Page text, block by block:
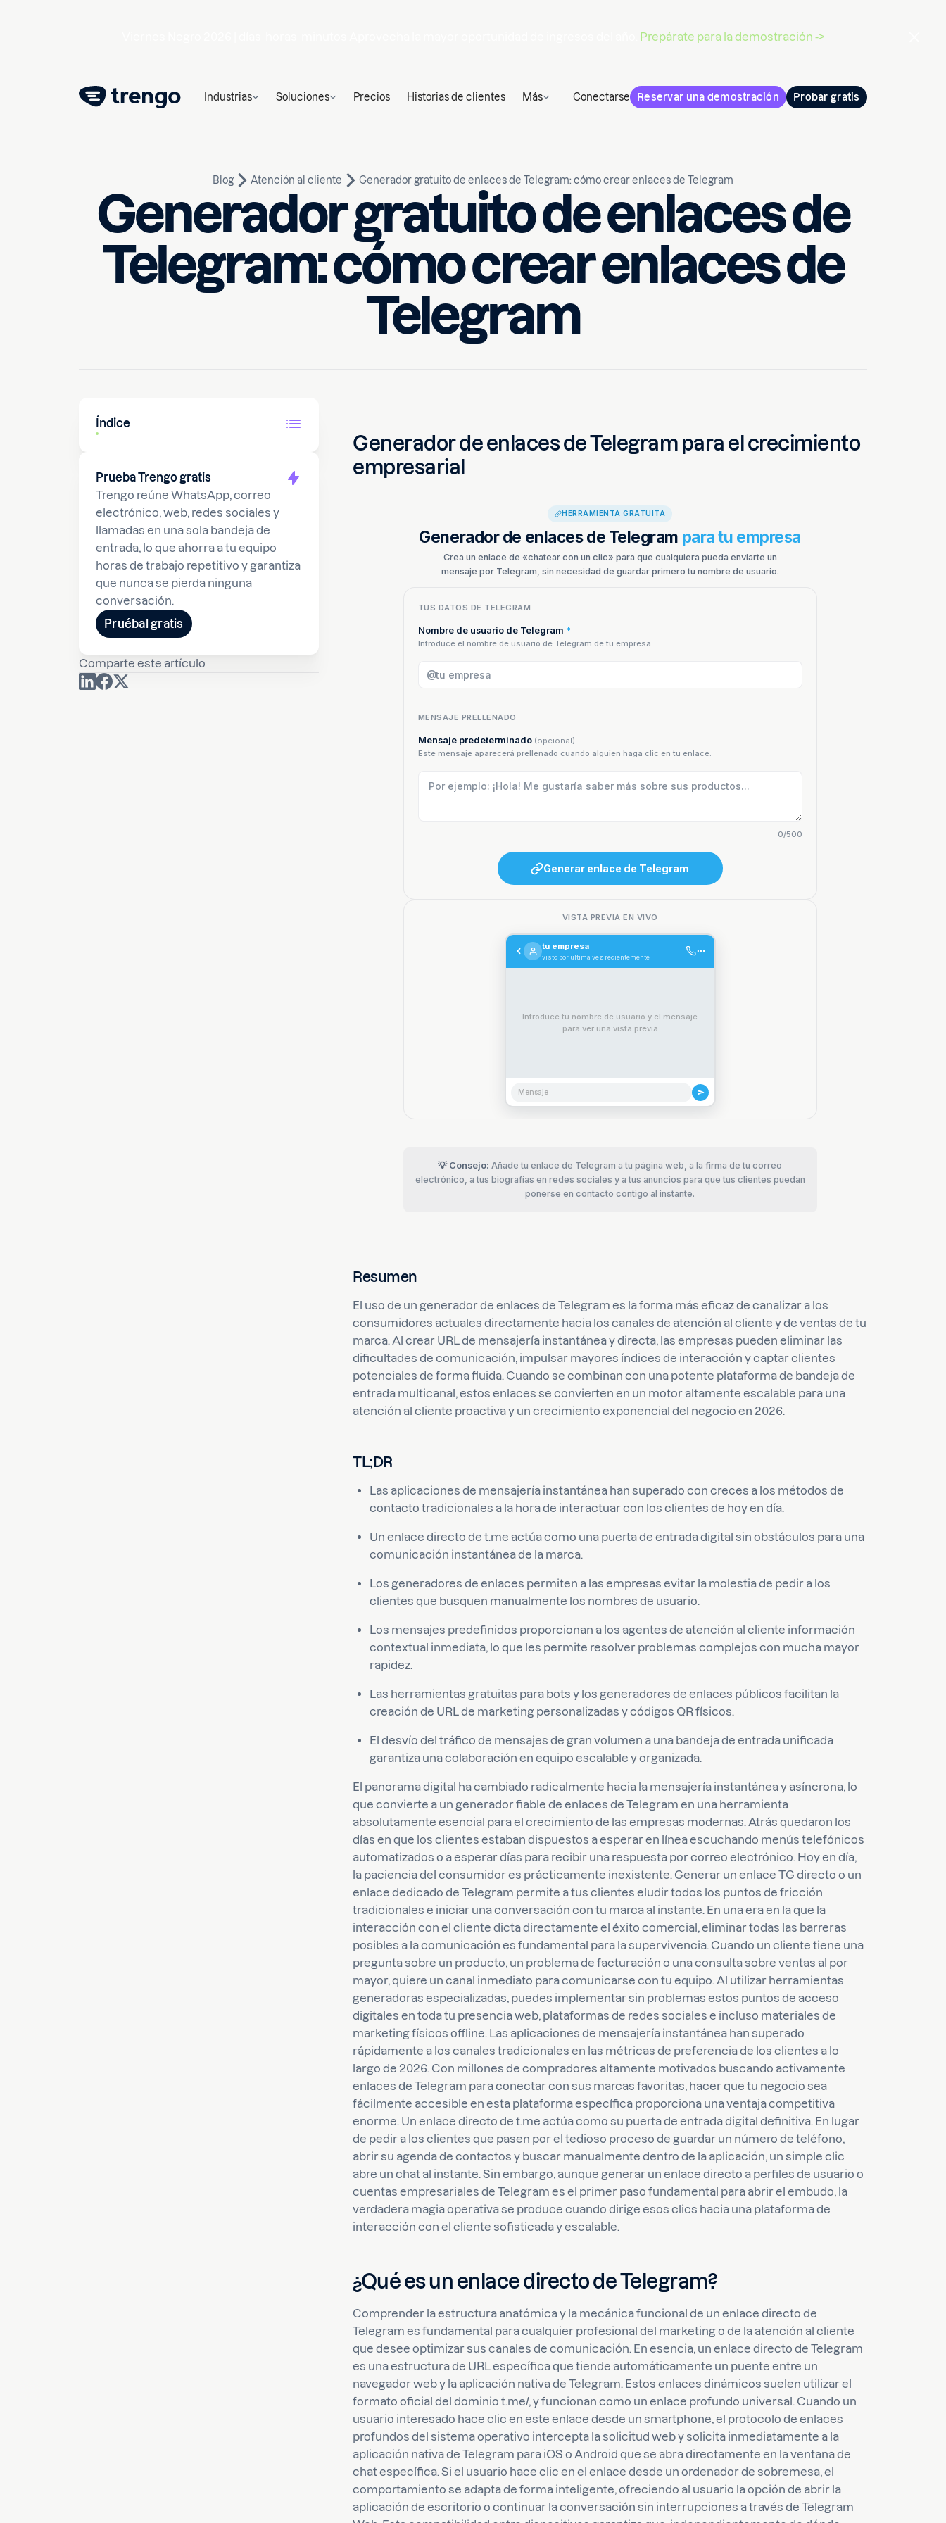
Prepárate para la demostración ->
Industrias Soluciones Precios Historias de clientes Más Conectarse Reservar una demostración Probar gratis
Blog Atención al cliente Generador gratuito de enlaces de Telegram: cómo crear enlaces de Telegram
Generador gratuito de enlaces de
Telegram: cómo crear enlaces de
Telegram
Escrito por
Melike
Índice
Prueba Trengo gratis
Trengo reúne WhatsApp, correo
electrónico, web, redes sociales y
llamadas en una sola bandeja de
entrada, lo que ahorra a tu equipo
horas de trabajo repetitivo y garantiza
que nunca se pierda ninguna
conversación.
Pruébal gratis
Comparte este artículo
Generador de enlaces de Telegram para el crecimiento
empresarial
HERRAMIENTA GRATUITA
Generador de enlaces de Telegram para tu empresa
Crea un enlace de «chatear con un clic» para que cualquiera pueda enviarte un
mensaje por Telegram, sin necesidad de guardar primero tu nombre de usuario.
TUS DATOS DE TELEGRAM
Nombre de usuario de Telegram *
Introduce el nombre de usuario de Telegram de tu empresa
@
MENSAJE PRELLENADO
Mensaje predeterminado (opcional)
Este mensaje aparecerá prellenado cuando alguien haga clic en tu enlace.
0/500
Generar enlace de Telegram
VISTA PREVIA EN VIVO
tu empresa
visto por última vez recientemente
Introduce tu nombre de usuario y el mensaje
para ver una vista previa
Mensaje
💡 Consejo: Añade tu enlace de Telegram a tu página web, a la firma de tu correo
electrónico, a tus biografías en redes sociales y a tus anuncios para que tus clientes puedan
ponerse en contacto contigo al instante.
Resumen
El uso de un generador de enlaces de Telegram es la forma más eficaz de canalizar a los
consumidores actuales directamente hacia los canales de atención al cliente y de ventas de tu
marca. Al crear URL de mensajería instantánea y directa, las empresas pueden eliminar las
dificultades de comunicación, impulsar mayores índices de interacción y captar clientes
potenciales de forma fluida. Cuando se combinan con una potente plataforma de bandeja de
entrada multicanal, estos enlaces se convierten en un motor altamente escalable para una
atención al cliente proactiva y un crecimiento exponencial del negocio en 2026.
TL;DR
Las aplicaciones de mensajería instantánea han superado con creces a los métodos de
contacto tradicionales a la hora de interactuar con los clientes de hoy en día.
Un enlace directo de t.me actúa como una puerta de entrada digital sin obstáculos para una
comunicación instantánea de la marca.
Los generadores de enlaces permiten a las empresas evitar la molestia de pedir a los
clientes que busquen manualmente los nombres de usuario.
Los mensajes predefinidos proporcionan a los agentes de atención al cliente información
contextual inmediata, lo que les permite resolver problemas complejos con mucha mayor
rapidez.
Las herramientas gratuitas para bots y los generadores de enlaces públicos facilitan la
creación de URL de marketing personalizadas y códigos QR físicos.
El desvío del tráfico de mensajes de gran volumen a una bandeja de entrada unificada
garantiza una colaboración en equipo escalable y organizada.
El panorama digital ha cambiado radicalmente hacia la mensajería instantánea y asíncrona, lo
que convierte a un generador fiable de enlaces de Telegram en una herramienta
absolutamente esencial para el crecimiento de las empresas modernas. Atrás quedaron los
días en que los clientes estaban dispuestos a esperar en línea escuchando menús telefónicos
automatizados o a esperar días para recibir una respuesta por correo electrónico. Hoy en día,
la paciencia del consumidor es prácticamente inexistente. Generar un enlace TG directo o un
enlace dedicado de Telegram permite a tus clientes eludir todos los puntos de fricción
tradicionales e iniciar una conversación con tu marca al instante. En una era en la que la
interacción con el cliente dicta directamente el éxito comercial, eliminar todas las barreras
posibles a la comunicación es fundamental para la supervivencia. Cuando un cliente tiene una
pregunta sobre un producto, un problema de facturación o una consulta sobre ventas al por
mayor, quiere un canal inmediato para comunicarse con tu equipo. Al utilizar herramientas
generadoras especializadas, puedes implementar sin problemas estos puntos de acceso
digitales en toda tu presencia web, plataformas de redes sociales e incluso materiales de
marketing físicos offline. Las aplicaciones de mensajería instantánea han superado
rápidamente a los canales tradicionales en las métricas de preferencia de los clientes a lo
largo de 2026. Con millones de compradores altamente motivados buscando activamente
enlaces de Telegram para conectar con sus marcas favoritas, hacer que tu negocio sea
fácilmente accesible en esta plataforma específica proporciona una ventaja competitiva
enorme. Un enlace directo de t.me actúa como su puerta de entrada digital definitiva. En lugar
de pedir a los clientes que pasen por el tedioso proceso de guardar un número de teléfono,
abrir su agenda de contactos y buscar manualmente dentro de la aplicación, un simple clic
abre un chat al instante. Sin embargo, aunque generar un enlace directo a perfiles de usuario o
cuentas empresariales de Telegram es el primer paso fundamental para abrir el embudo, la
verdadera magia operativa se produce cuando dirige esos clics hacia una plataforma de
interacción con el cliente sofisticada y escalable.
¿Qué es un enlace directo de Telegram?
Comprender la estructura anatómica y la mecánica funcional de un enlace directo de
Telegram es fundamental para cualquier profesional del marketing o de la atención al cliente
que desee optimizar sus canales de comunicación. En esencia, un enlace directo de Telegram
es una estructura de URL específica que tiende automáticamente un puente entre un
navegador web y la aplicación nativa de Telegram. Estos enlaces dinámicos suelen utilizar el
formato oficial del dominio t.me/, y funcionan como un enlace profundo universal. Cuando un
usuario interesado hace clic en este enlace desde un smartphone, el protocolo de enlaces
profundos del sistema operativo intercepta la solicitud web y solicita inmediatamente a la
aplicación nativa de Telegram para iOS o Android que se abra directamente en la ventana de
chat específica. Si el usuario hace clic en el enlace desde un ordenador de sobremesa, el
comportamiento se adapta de forma inteligente, ofreciendo al usuario la opción de abrir la
aplicación de escritorio o continuar la conversación sin interrupciones a través de Telegram